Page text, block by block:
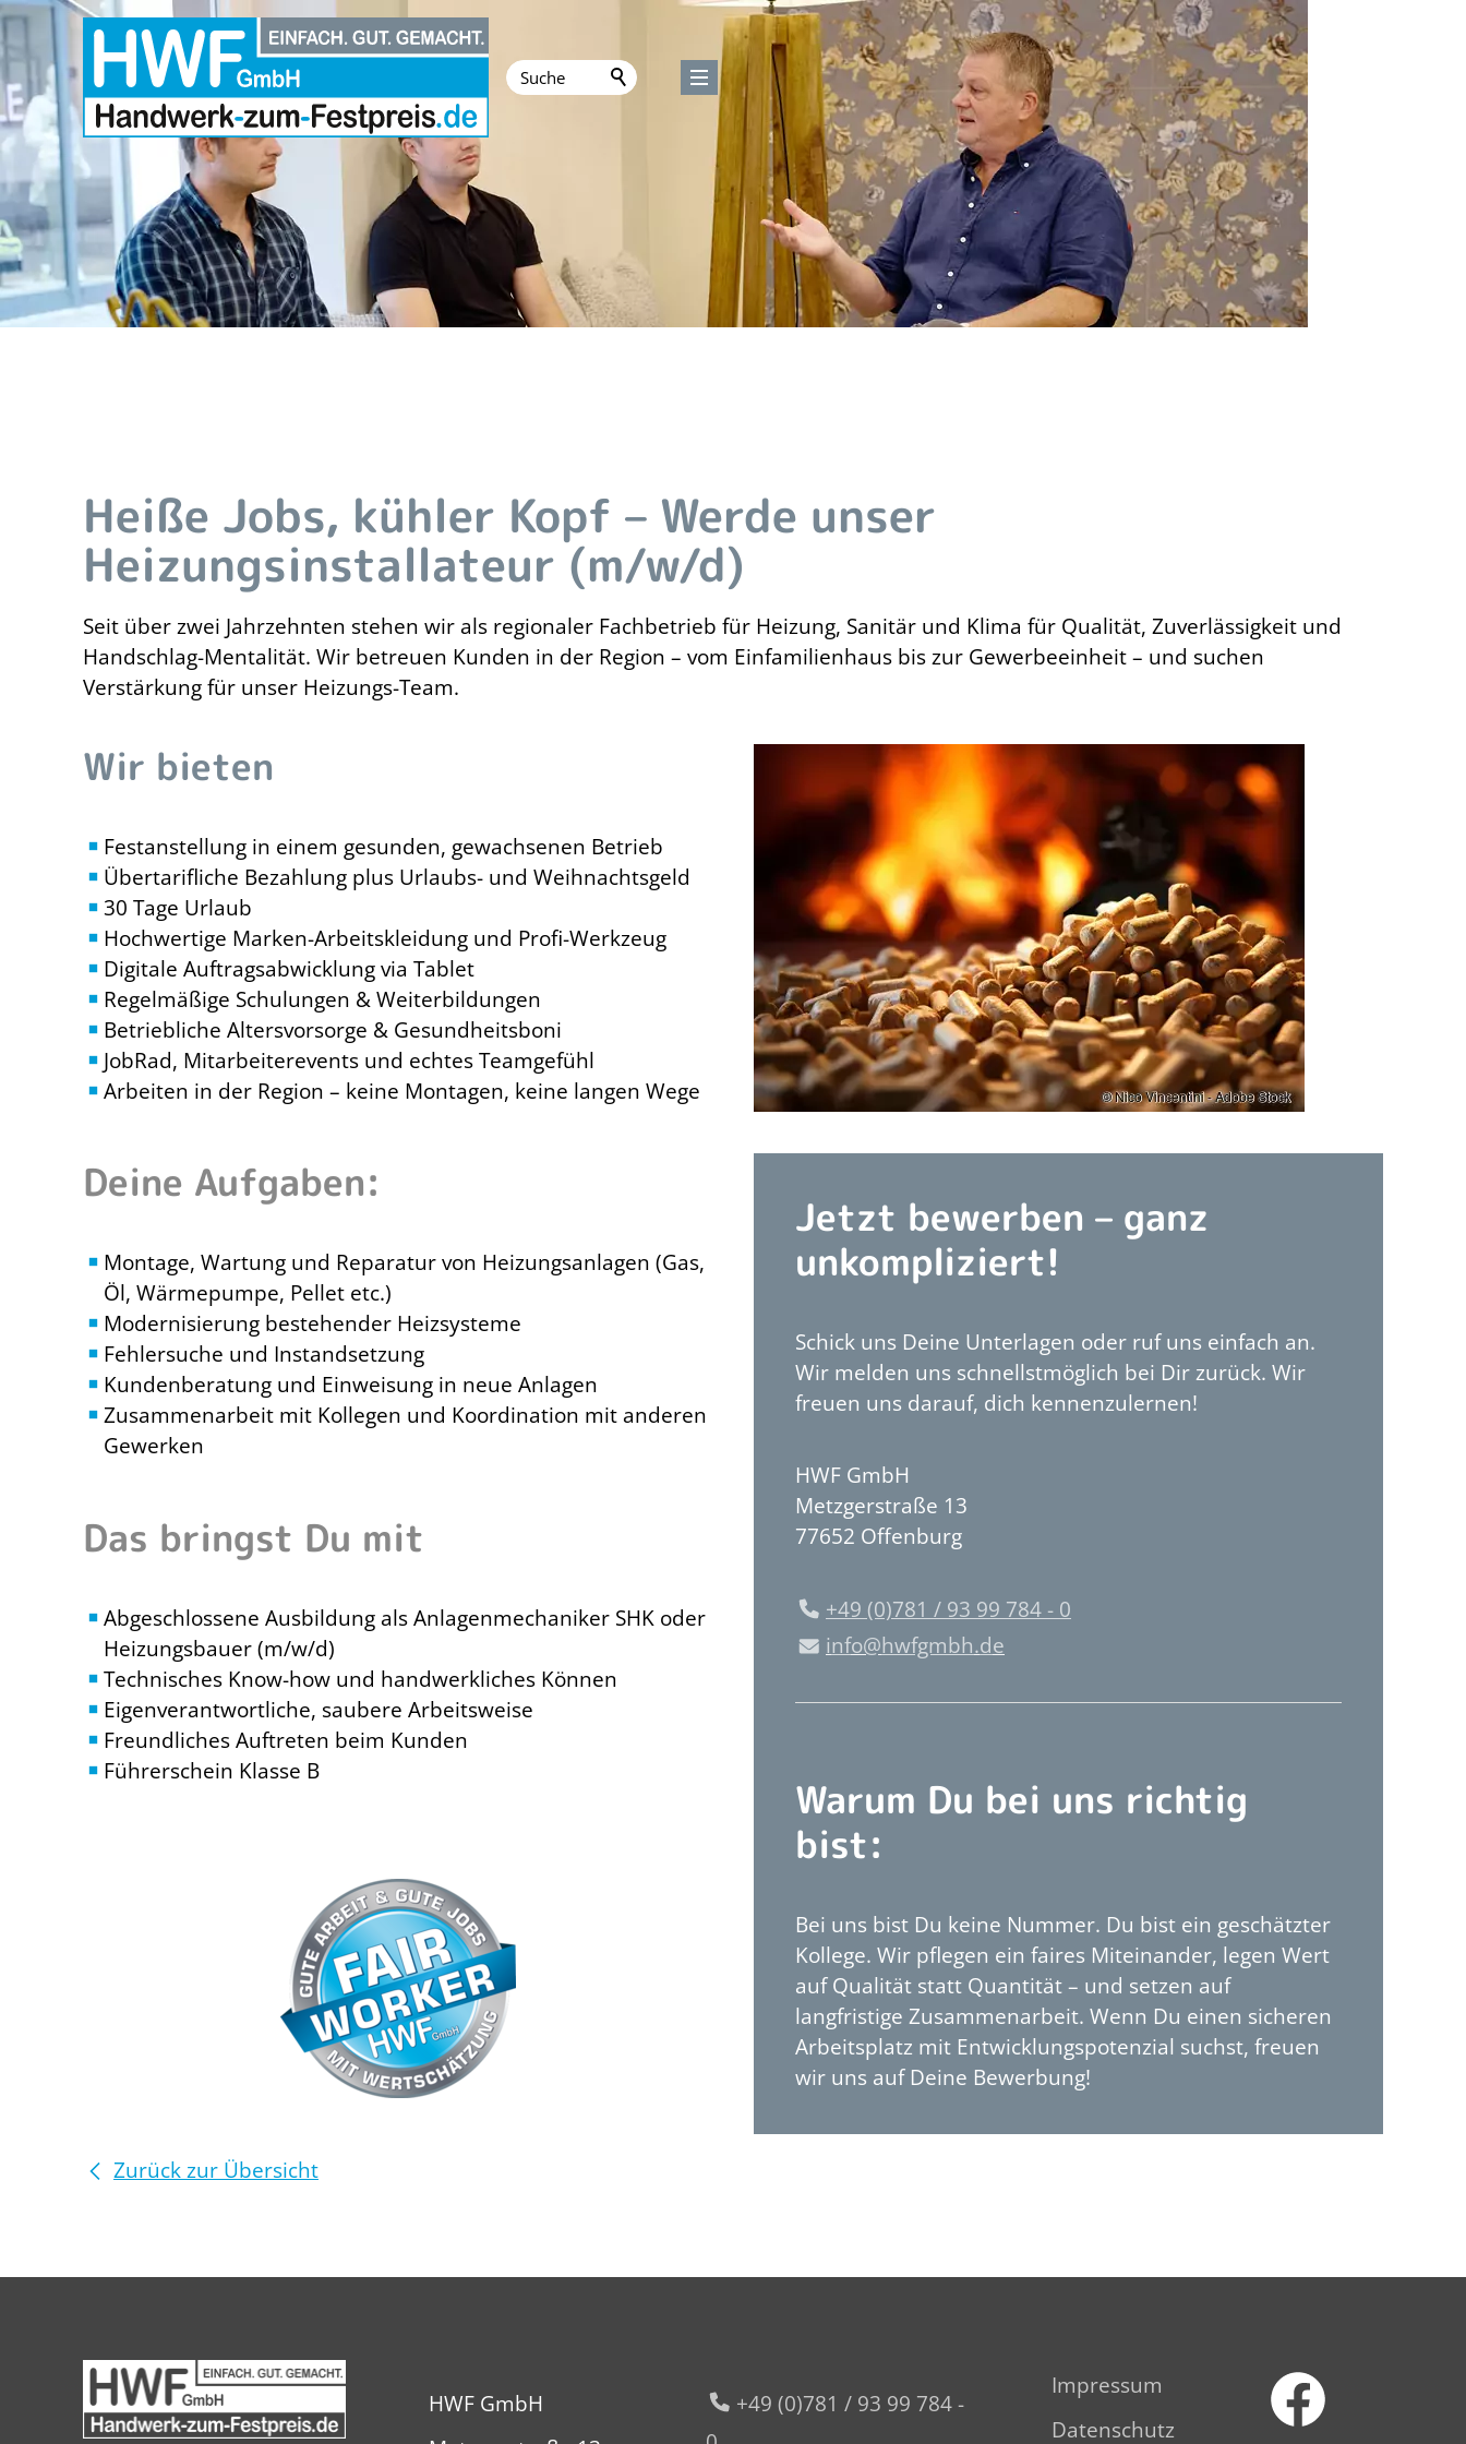
Über HWF
Leistungen
Raum für Räume
Jobs
Arbeitgeber HWF / Fair Worker
Stellenangebote
Datenschutz
Heiße Jobs, kühler Kopf – Werde unser
Heizungsinstallateur (m/w/d)
Seit über zwei Jahrzehnten stehen wir als regionaler Fachbetrieb für Heizung, Sanitär und Klima für Qualität, Zuverlässigkeit und
Handschlag-Mentalität. Wir betreuen Kunden in der Region – vom Einfamilienhaus bis zur Gewerbeeinheit – und suchen
Verstärkung für unser Heizungs-Team.
Wir bieten
Festanstellung in einem gesunden, gewachsenen Betrieb
Übertarifliche Bezahlung plus Urlaubs- und Weihnachtsgeld
30 Tage Urlaub
Hochwertige Marken-Arbeitskleidung und Profi-Werkzeug
Digitale Auftragsabwicklung via Tablet
Regelmäßige Schulungen & Weiterbildungen
Betriebliche Altersvorsorge & Gesundheitsboni
JobRad, Mitarbeiterevents und echtes Teamgefühl
Arbeiten in der Region – keine Montagen, keine langen Wege
Deine Aufgaben:
Montage, Wartung und Reparatur von Heizungsanlagen (Gas,
Öl, Wärmepumpe, Pellet etc.)
Modernisierung bestehender Heizsysteme
Fehlersuche und Instandsetzung
Kundenberatung und Einweisung in neue Anlagen
Zusammenarbeit mit Kollegen und Koordination mit anderen
Gewerken
Das bringst Du mit
Abgeschlossene Ausbildung als Anlagenmechaniker SHK oder
Heizungsbauer (m/w/d)
Technisches Know-how und handwerkliches Können
Eigenverantwortliche, saubere Arbeitsweise
Freundliches Auftreten beim Kunden
Führerschein Klasse B
Jetzt bewerben – ganz
unkompliziert!
Schick uns Deine Unterlagen oder ruf uns einfach an.
Wir melden uns schnellstmöglich bei Dir zurück. Wir
freuen uns darauf, dich kennenzulernen!
HWF GmbH
Metzgerstraße 13
77652 Offenburg
+49 (0)781 / 93 99 784 - 0
nf
hwfgmbh d
Warum Du bei uns richtig
bist:
Bei uns bist Du keine Nummer. Du bist ein geschätzter
Kollege. Wir pflegen ein faires Miteinander, legen Wert
auf Qualität statt Quantität – und setzen auf
langfristige Zusammenarbeit. Wenn Du einen sicheren
Arbeitsplatz mit Entwicklungspotenzial suchst, freuen
wir uns auf Deine Bewerbung!
Zurück zur Übersicht
HWF GmbH
+49 (0)781 / 93 99 784 -
Impressum
Datenschutz